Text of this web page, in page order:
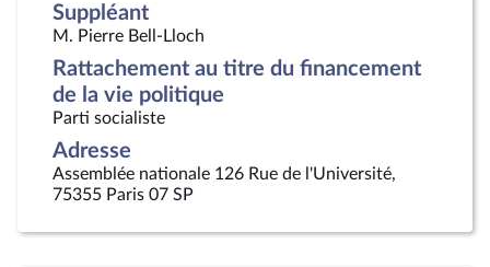
Suppléant
M. Pierre Bell-Lloch
Rattachement au titre du financement
de la vie politique
Parti socialiste
Adresse
Assemblée nationale 126 Rue de l'Université,
75355 Paris 07 SP